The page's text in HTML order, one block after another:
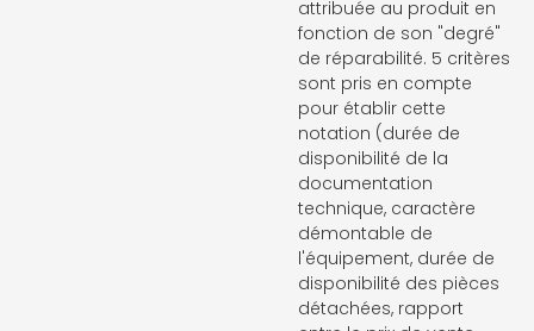
attribuée au produit en
fonction de son "degré"
de réparabilité. 5 critères
sont pris en compte
pour établir cette
notation (durée de
disponibilité de la
documentation
technique, caractère
démontable de
l'équipement, durée de
disponibilité des pièces
détachées, rapport